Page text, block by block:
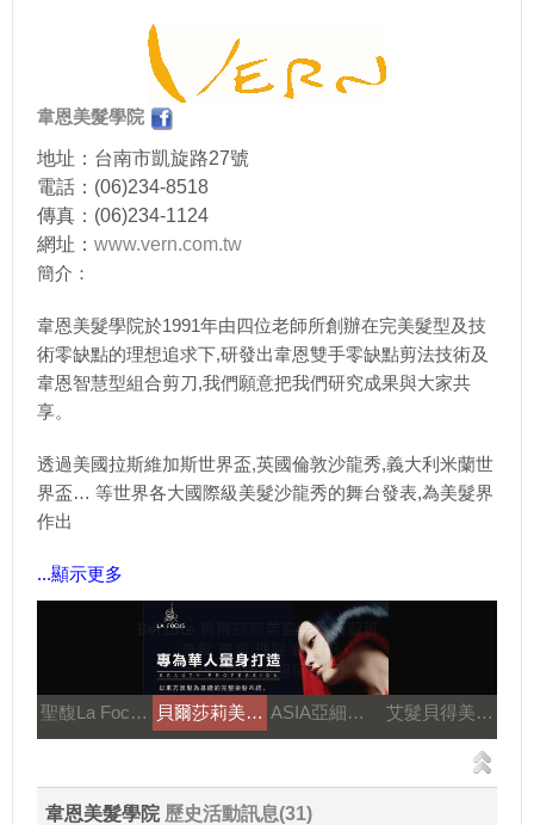
韋恩美髮學院
地址：台南市凱旋路27號
電話：(06)234-8518
傳真：(06)234-1124
網址： www.vern.com.tw
簡介：
韋恩美髮學院於1991年由四位老師所創辦在完美髮型及技
術零缺點的理想追求下,研發出韋恩雙手零缺點剪法技術及
韋恩智慧型組合剪刀,我們願意把我們研究成果與大家共
享。
透過美國拉斯維加斯世界盃,英國倫敦沙龍秀,義大利米蘭世
界盃… 等世界各大國際級美髮沙龍秀的舞台發表,為美髮界
作出
...顯示更多
聖馥La Focus 貝爾莎莉美髮美容補習 ASIA亞細亞溫塑機 艾髮貝得美髮系列
韋恩美髮學院 歷史活動訊息(31)